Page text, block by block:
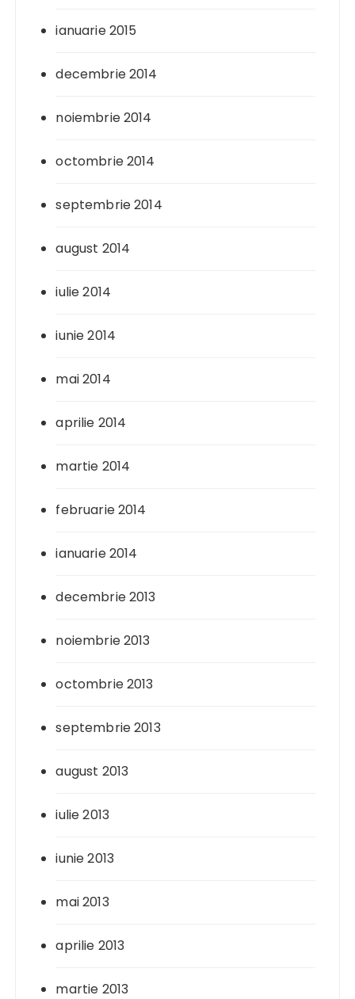
ianuarie 2015
decembrie 2014
noiembrie 2014
octombrie 2014
septembrie 2014
august 2014
iulie 2014
iunie 2014
mai 2014
aprilie 2014
martie 2014
februarie 2014
ianuarie 2014
decembrie 2013
noiembrie 2013
octombrie 2013
septembrie 2013
august 2013
iulie 2013
iunie 2013
mai 2013
aprilie 2013
martie 2013